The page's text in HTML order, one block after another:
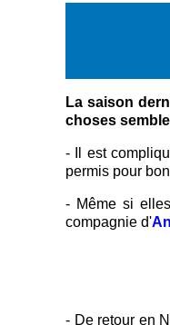
La saison
choses
- Il est
permis pour
- Même si
compagnie d'
- De retour en